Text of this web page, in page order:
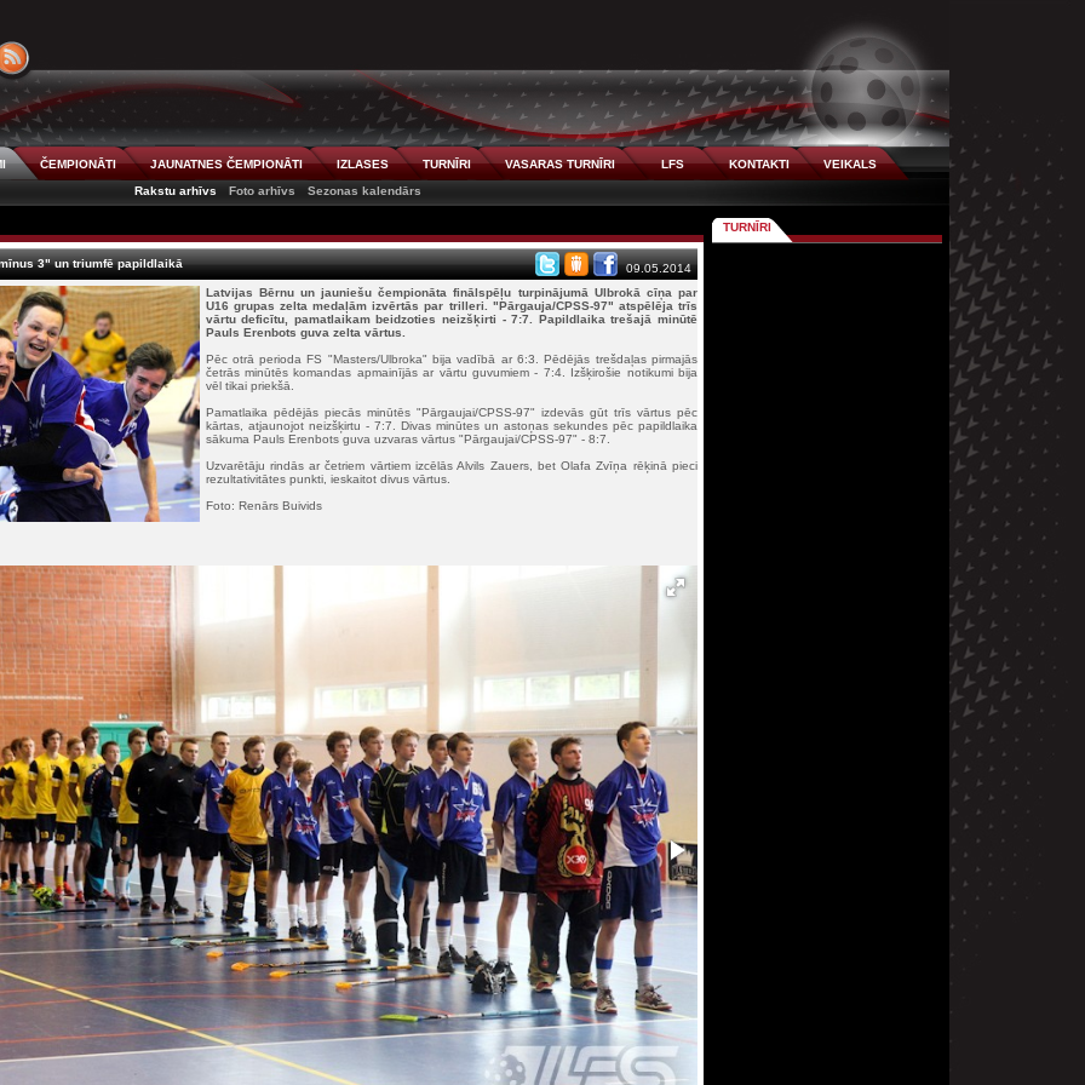
ČEMPIONĀTI JAUNATNES ČEMPIONĀTI IZLASES TURNĪRI VASARAS TURNĪRI LFS KONTAKTI
VEIKALS
Rakstu arhīvs
Foto arhīvs Sezonas kalendārs
3" un triumfē papildlaikā
09.05.2014
Latvijas Bērnu un jauniešu čempionāta finālspēļu turpinājumā Ulbrokā cīņa par
U16 grupas zelta medaļām izvērtās par trilleri. "Pārgauja/CPSS-97" atspēlēja trīs
vārtu deficītu, pamatlaikam beidzoties neizšķirti - 7:7. Papildlaika trešajā minūtē
Pauls Erenbots guva zelta vārtus.
Pēc otrā perioda FS "Masters/Ulbroka" bija vadībā ar 6:3. Pēdējās trešdaļas pirmajās
četrās minūtēs komandas apmainījās ar vārtu guvumiem - 7:4. Izšķirošie notikumi bija
vēl tikai priekšā.
Pamatlaika pēdējās piecās minūtēs "Pārgaujai/CPSS-97" izdevās gūt trīs vārtus pēc
kārtas, atjaunojot neizšķirtu - 7:7. Divas minūtes un astoņas sekundes pēc papildlaika
sākuma Pauls Erenbots guva uzvaras vārtus "Pārgaujai/CPSS-97" - 8:7.
Uzvarētāju rindās ar četriem vārtiem izcēlās Alvils Zauers, bet Olafa Zvīņa rēķinā pieci
rezultativitātes punkti, ieskaitot divus vārtus.
Foto: Renārs Buivids
TURNĪRI